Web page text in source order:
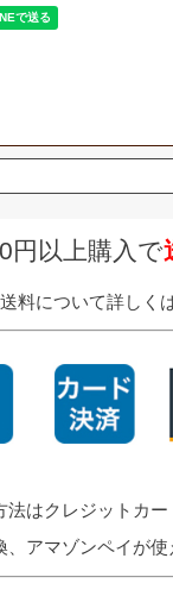
円以上購入で
料について詳しく
法はクレジットカー
、アマゾンペイが使